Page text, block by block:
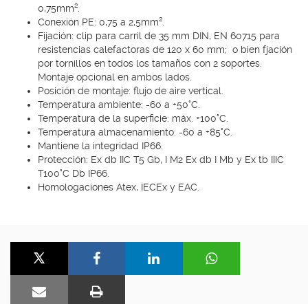
0,75mm².
Conexión PE: 0,75 a 2,5mm².
Fijación: clip para carril de 35 mm DIN, EN 60715 para
resistencias calefactoras de 120 x 60 mm; o bien fjación
por tornillos en todos los tamaños con 2 soportes.
Montaje opcional en ambos lados.
Posición de montaje: flujo de aire vertical.
Temperatura ambiente: -60 a +50°C.
Temperatura de la superficie: máx. +100°C.
Temperatura almacenamiento: -60 a +85°C.
Mantiene la integridad IP66.
Protección: Ex db IIC T5 Gb, I M2 Ex db I Mb y Ex tb IIIC
T100°C Db IP66.
Homologaciones Atex, IECEx y EAC.